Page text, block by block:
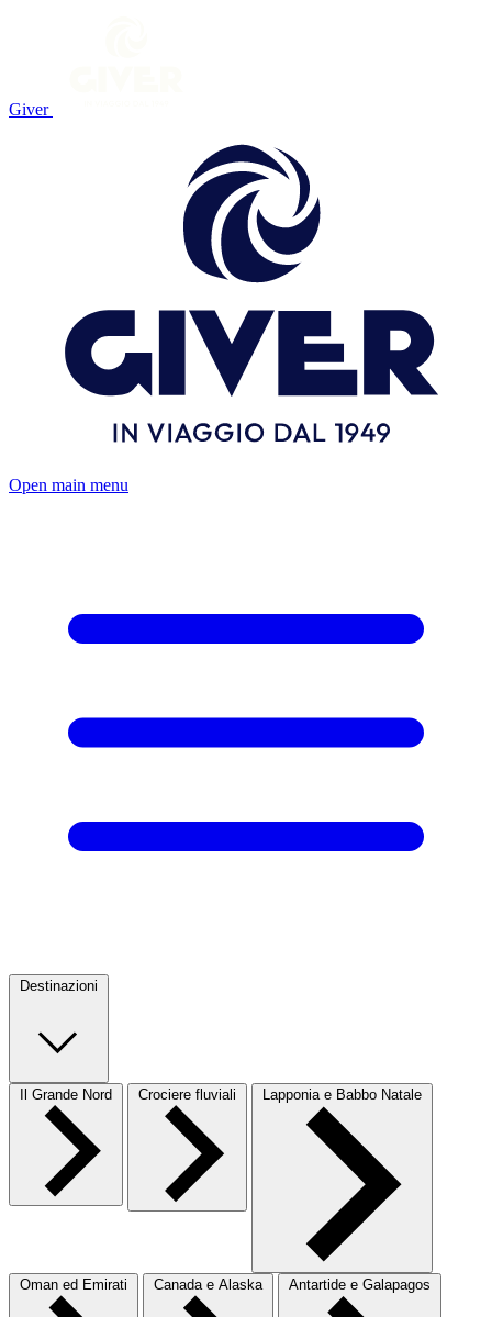
Giver
Open main menu
Destinazioni
Il Grande Nord Crociere fluviali Lapponia e Babbo Natale
Oman ed Emirati Canada e Alaska Antartide e Galapagos